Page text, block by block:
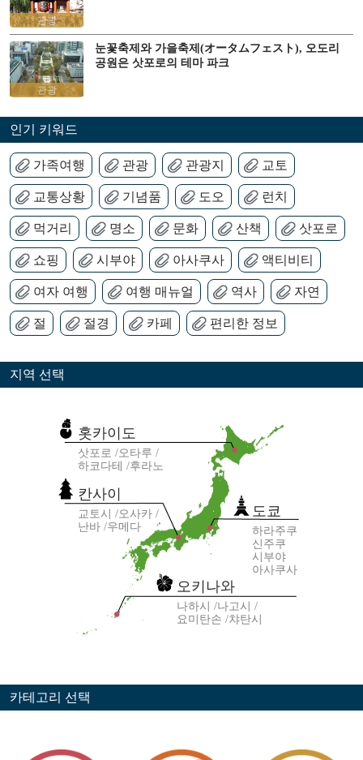
관광
관광
눈꽃축제와 가을축제(オータムフェスト), 오도리
공원은 삿포로의 테마 파크
인기 키워드
가족여행 관광 관광지 교토
교통상황 기념품 도오 런치
먹거리 명소 문화 산책 삿포로
쇼핑 시부야 아사쿠사 액티비티
여자 여행 여행 매뉴얼 역사 자연
절 절경 카페 편리한 정보
지역 선택
도쿄
하라주쿠
신주쿠
시부야
아사쿠사
칸사이
교토시
오사카
난바 우메다
오키나와
나하시
나고시
요미탄손
챠탄시
홋카이도
삿포로
오타루
하코다테
후라노
카테고리 선택